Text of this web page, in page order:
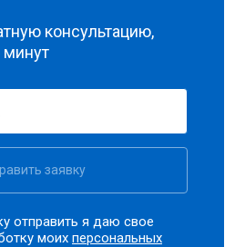
консультацию,
минут
заявку
отправить я даю свое
моихперсональных